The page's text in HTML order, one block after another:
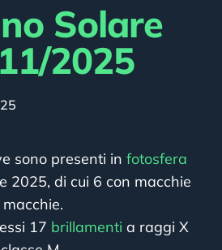
Solare
2025
sono presenti in fotosfera
2025, di cui 6 con macchie
17 brillamenti a raggi X